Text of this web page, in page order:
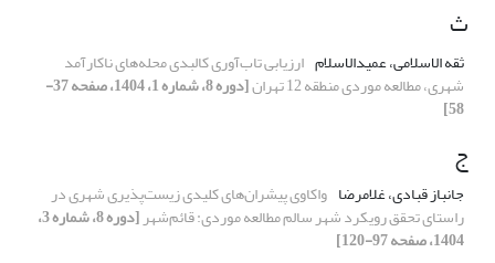
ث
ثقه الاسلامی، عمیدالاسلام ارزیابی تاب‌آوری کالبدی محله‌های ناکارآمد
شهری، مطالعه موردی منطقه 12 تهران [دوره 8، شماره 1، 1404، صفحه 37-
58]
ج
جانباز قبادی، غلامرضا واکاوی پیشران‌های کلیدی زیست‌پذیری شهری در
راستای تحقق رویکرد شهر سالم مطالعه موردی: قائم‌شهر [دوره 8، شماره 3،
1404، صفحه 97-120]